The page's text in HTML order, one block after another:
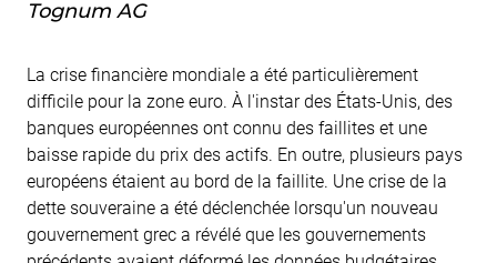
Tognum AG
La crise financière mondiale a été particulièrement
difficile pour la zone euro. À l'instar des États-Unis, des
banques européennes ont connu des faillites et une
baisse rapide du prix des actifs. En outre, plusieurs pays
européens étaient au bord de la faillite. Une crise de la
dette souveraine a été déclenchée lorsqu'un nouveau
gouvernement grec a révélé que les gouvernements